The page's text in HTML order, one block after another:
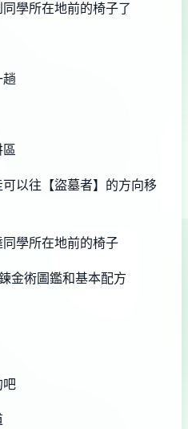
學所在地前的椅子了
以往【盜墓者】的方向移
學所在地前的椅子
金術圖鑑和基本配方
吧